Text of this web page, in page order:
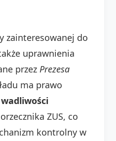
zainteresowanej do
uprawnienia
przez Prezesa
ma prawo
ZUS, co
kontrolny w